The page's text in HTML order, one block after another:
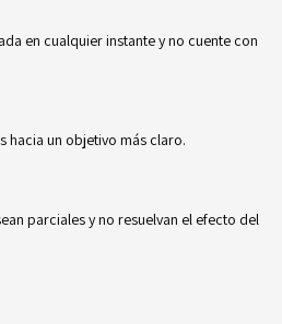
en cualquier instante y no cuente con
hacia un objetivo más claro.
parciales y no resuelvan el efecto del